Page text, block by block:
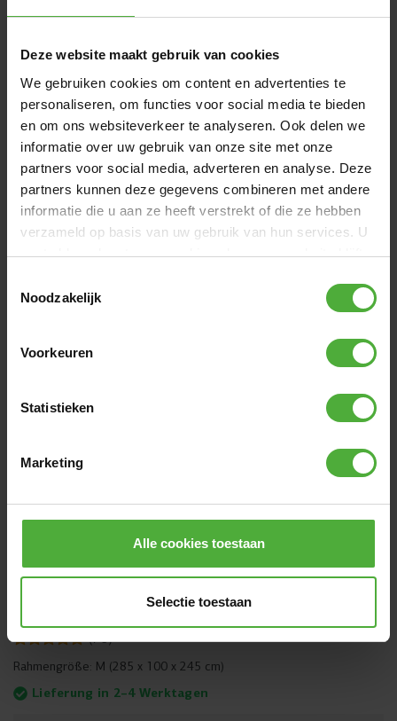
Deze website maakt gebruik van cookies
We gebruiken cookies om content en advertenties te
personaliseren, om functies voor social media te bieden
en om ons websiteverkeer te analyseren. Ook delen we
informatie over uw gebruik van onze site met onze
partners voor social media, adverteren en analyse. Deze
partners kunnen deze gegevens combineren met andere
informatie die u aan ze heeft verstrekt of die ze hebben
verzameld op basis van uw gebruik van hun services. U
gaat akkoord met onze cookies als u onze website blijft
Noodzakelijk
Voorkeuren
Statistieken
Marketing
Alle cookies toestaan
Selectie toestaan
BERG NESTSCHAUKEL 129
(7)
(79)
Rahmengröße: M (285 x 100 x 245 cm)
Lieferung in 2–4 Werktagen